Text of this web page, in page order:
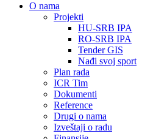
О nama
Projekti
HU-SRB IPA
RO-SRB IPA
Tender GIS
Nađi svoj sport
Plan rada
ICR Tim
Dokumenti
Reference
Drugi o nama
Izveštaji o radu